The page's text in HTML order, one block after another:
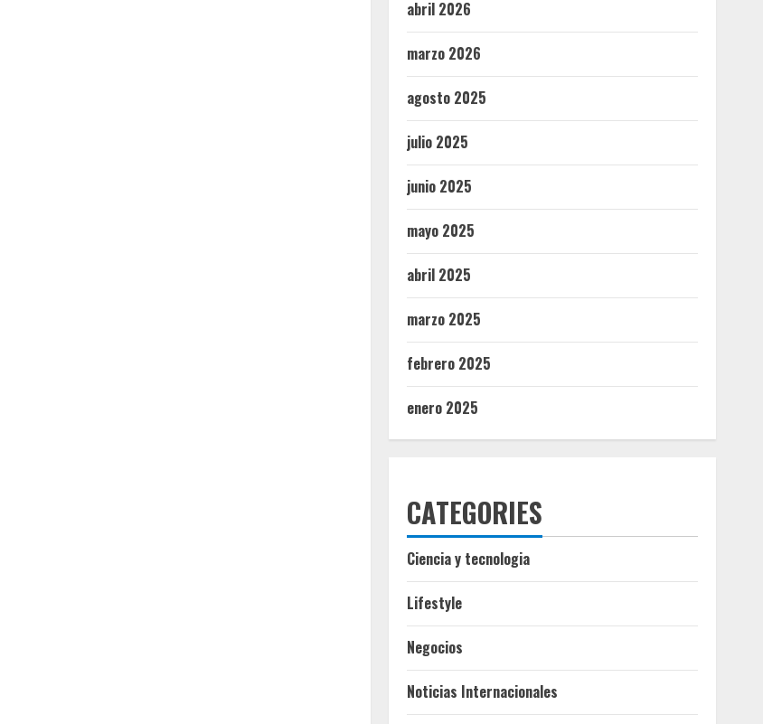
abril 2026
marzo 2026
agosto 2025
julio 2025
junio 2025
mayo 2025
abril 2025
marzo 2025
febrero 2025
enero 2025
CATEGORIES
Ciencia y tecnologia
Lifestyle
Negocios
Noticias Internacionales